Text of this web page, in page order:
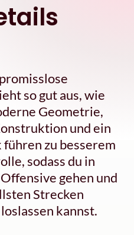
so gut aus, wie
Geometrie,
und ein
zu besserem
sodass du in
gehen und
Strecken
kannst.